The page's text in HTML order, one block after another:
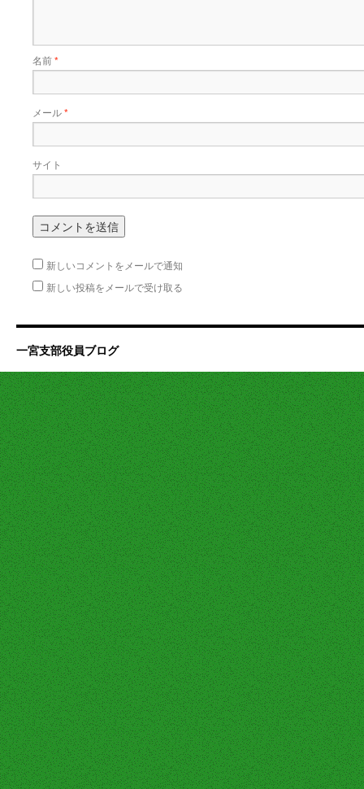
名前*
メール*
サイト
新しいコメントをメールで通知
新しい投稿をメールで受け取る
一宮支部役員ブログ